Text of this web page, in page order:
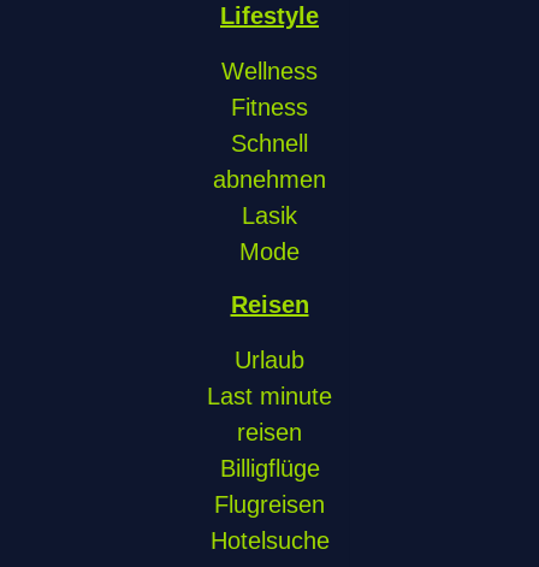
Lifestyle
Wellness
Fitness
Schnell
abnehmen
Lasik
Mode
Reisen
Urlaub
Last minute
reisen
Billigflüge
Flugreisen
Hotelsuche